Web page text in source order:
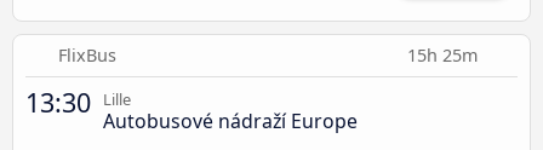
FlixBus 15h 25m
13:30 Lille
Autobusové nádraží Europe